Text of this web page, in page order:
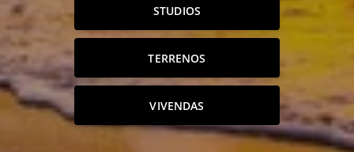
STUDIOS
TERRENOS
VIVENDAS